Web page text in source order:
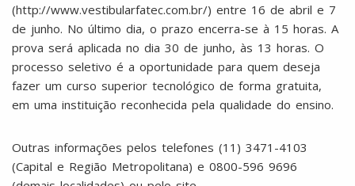
(http://www.vestibularfatec.com.br/) entre 16 de abril e 7
de junho. No último dia, o prazo encerra-se à 15 horas. A
prova será aplicada no dia 30 de junho, às 13 horas. O
processo seletivo é a oportunidade para quem deseja
fazer um curso superior tecnológico de forma gratuita,
em uma instituição reconhecida pela qualidade do ensino.
Outras informações pelos telefones (11) 3471-4103
(Capital e Região Metropolitana) e 0800-596 9696